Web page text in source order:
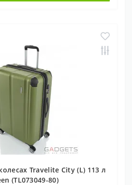
Travelite City (L) 113 л
(TL073049-80)